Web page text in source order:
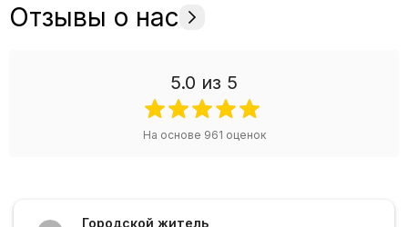
Отзывы о нас
5.0 из 5
На основе 961 оценок
Городской житель